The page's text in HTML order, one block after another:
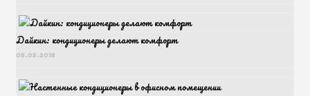
Дайкин: кондиционеры делают комфорт
05.05.2018